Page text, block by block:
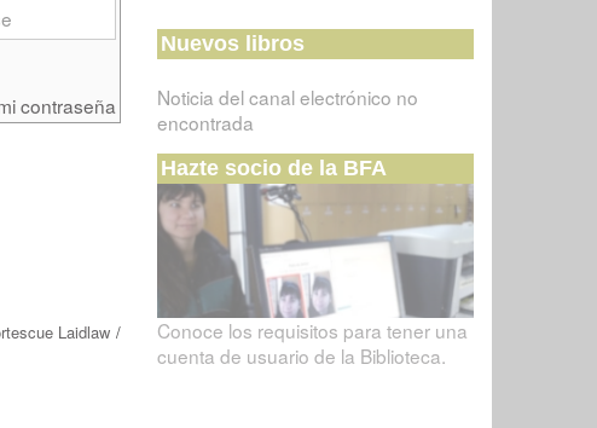
Laidlaw /
contraseña
Nuevos libros
Noticia del canal electrónico no
encontrada
Hazte socio de la BFA
Conoce los requisitos para tener una
cuenta de usuario de la Biblioteca.